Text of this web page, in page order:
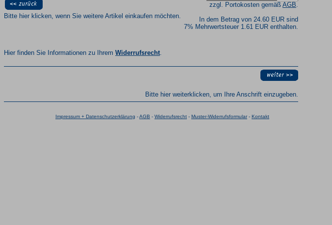
zzgl. Portokosten gemäß AGB.
In dem Betrag von 24.60 EUR sind
7% Mehrwertsteuer 1.61 EUR enthalten.
Bitte hier klicken, wenn Sie weitere Artikel einkaufen möchten.
Hier finden Sie Informationen zu Ihrem Widerrufsrecht.
Bitte hier weiterklicken, um Ihre Anschrift einzugeben.
Impressum + Datenschutzerklärung -AGB - Widerrufsrecht - Muster-Widerrufsformular- Kontakt